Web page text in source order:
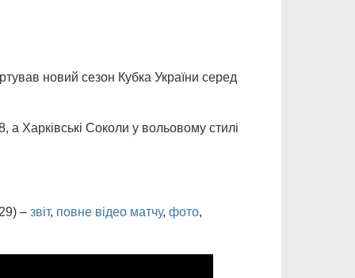
новий сезон Кубка України серед
а Харківські Соколи у вольовому стилі
– звіт, повне відео матчу, фото,